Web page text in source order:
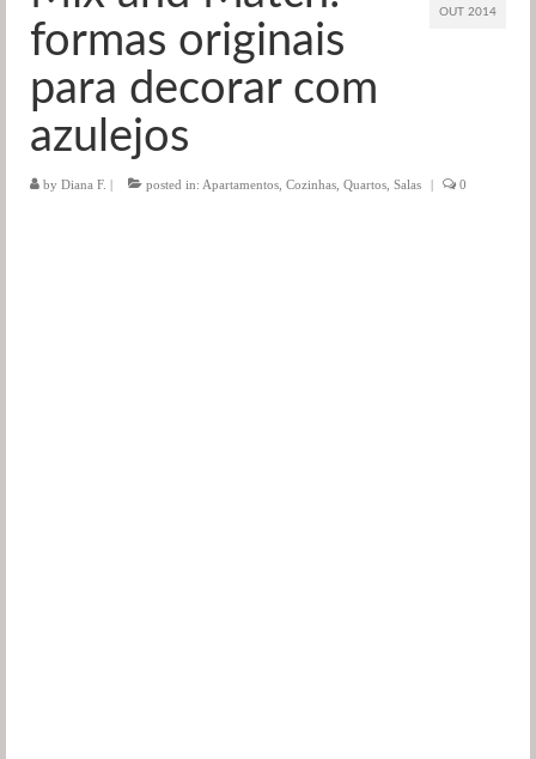
Cozinhas
Quartos
Salas
Jardim
OUT 2014
formas originais
para decorar com
azulejos
by Diana F. | posted in: Apartamentos Cozinhas Quartos Salas | 0